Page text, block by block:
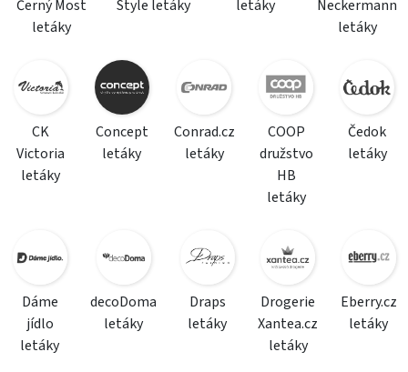
Černý Most
letáky
Style letáky letáky
Neckermann
letáky
CK
Victoria
letáky
Concept
letáky
Conrad.cz
letáky
COOP
družstvo
HB
letáky
Čedok
letáky
Dáme
jídlo
letáky
decoDoma
letáky
Draps
letáky
Drogerie
Xantea.cz
letáky
Eberry.cz
letáky